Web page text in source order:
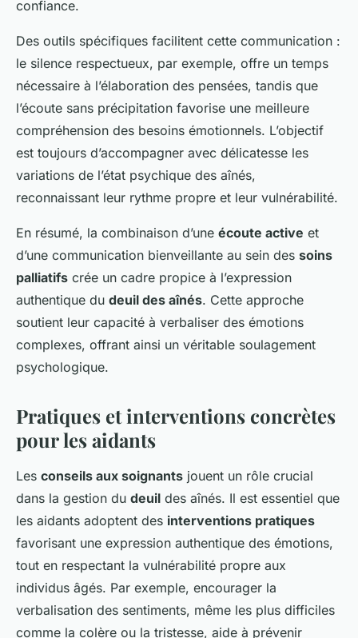
confiance.
Des outils spécifiques facilitent cette communication :
le silence respectueux, par exemple, offre un temps
nécessaire à l’élaboration des pensées, tandis que
l’écoute sans précipitation favorise une meilleure
compréhension des besoins émotionnels. L’objectif
est toujours d’accompagner avec délicatesse les
variations de l’état psychique des aînés,
reconnaissant leur rythme propre et leur vulnérabilité.
En résumé, la combinaison d’une écoute active et
d’une communication bienveillante au sein des soins
palliatifs crée un cadre propice à l’expression
authentique du deuil des aînés. Cette approche
soutient leur capacité à verbaliser des émotions
complexes, offrant ainsi un véritable soulagement
psychologique.
Pratiques et interventions concrètes
pour les aidants
Les conseils aux soignants jouent un rôle crucial
dans la gestion du deuil des aînés. Il est essentiel que
les aidants adoptent des interventions pratiques
favorisant une expression authentique des émotions,
tout en respectant la vulnérabilité propre aux
individus âgés. Par exemple, encourager la
verbalisation des sentiments, même les plus difficiles
comme la colère ou la tristesse, aide à prévenir